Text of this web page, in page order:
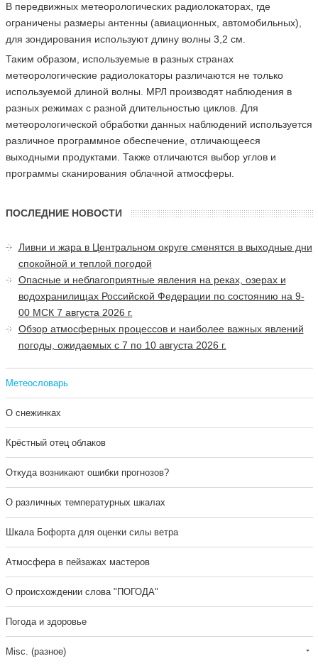
В передвижных метеорологических радиолокаторах, где
ограничены размеры антенны (авиационных, автомобильных),
для зондирования используют длину волны 3,2 см.
Таким образом, используемые в разных странах
метеорологические радиолокаторы различаются не только
используемой длиной волны. МРЛ производят наблюдения в
разных режимах с разной длительностью циклов. Для
метеорологической обработки данных наблюдений используется
различное программное обеспечение, отличающееся
выходными продуктами. Также отличаются выбор углов и
программы сканирования облачной атмосферы.
ПОСЛЕДНИЕ НОВОСТИ
Ливни и жара в Центральном округе сменятся в выходные дни
спокойной и теплой погодой
Опасные и неблагоприятные явления на реках, озерах и
водохранилищах Российской Федерации по состоянию на 9-
00 МСК 7 августа 2026 г.
Обзор атмосферных процессов и наиболее важных явлений
погоды, ожидаемых с 7 по 10 августа 2026 г.
Метеословарь
О снежинках
Крёстный отец облаков
Откуда возникают ошибки прогнозов?
О различных температурных шкалах
Шкала Бофорта для оценки силы ветра
Атмосфера в пейзажах мастеров
О происхождении слова "ПОГОДА"
Погода и здоровье
Misc. (разное)